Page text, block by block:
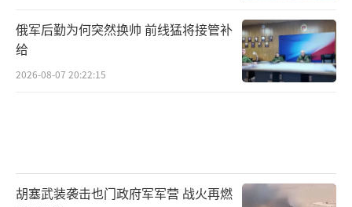
俄军后勤为何突然换帅 前线猛将接管补
给
2026-08-07 20:22:15
胡塞武装袭击也门政府军军营 战火再燃